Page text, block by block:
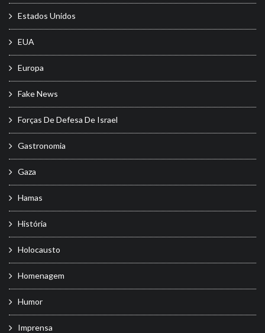
Estados Unidos
EUA
Europa
Fake News
Forças De Defesa De Israel
Gastronomia
Gaza
Hamas
História
Holocausto
Homenagem
Humor
Imprensa